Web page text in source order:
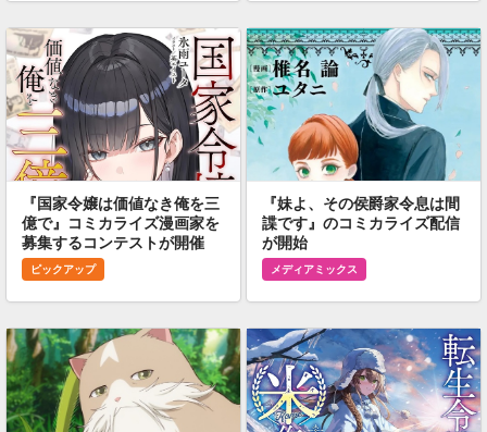
『国家令嬢は価値なき俺を三
億で』コミカライズ漫画家を
募集するコンテストが開催
ピックアップ
『妹よ、その侯爵家令息は間
諜です』のコミカライズ配信
が開始
メディアミックス